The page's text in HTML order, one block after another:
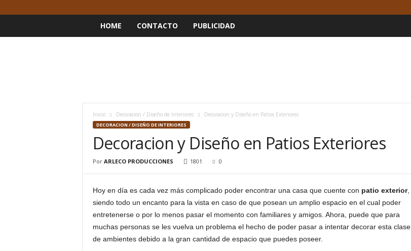
HOME CONTACTO PUBLICIDAD
Inicio Decoracion / Diseño de Interiores Decoracion y Diseño en Patios Exteriores
DECORACION / DISEÑO DE INTERIORES
Decoracion y Diseño en Patios Exteriores
Por ARLECO PRODUCCIONES 1801 0
Hoy en día es cada vez más complicado poder encontrar una casa que cuente con patio exterior,
siendo todo un encanto para la vista en caso de que posean un amplio espacio en el cual poder
entretenerse o por lo menos pasar el momento con familiares y amigos. Ahora, puede que para
muchas personas se les vuelva un problema el hecho de poder pasar a intentar decorar esta clase
de ambientes debido a la gran cantidad de espacio que puedes poseer.